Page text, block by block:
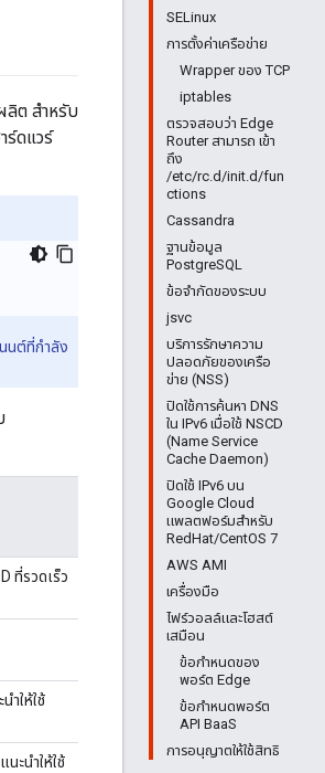
SELinux
การตั้งค่าเครือข่าย
Wrapper ของ TCP
iptables
ตรวจสอบว่า Edge
Router สามารถ เข้า
ถึง
/etc/rc.d/init.d/fun
ctions
Cassandra
ฐานข้อมูล
PostgreSQL
ข้อจำกัดของระบบ
jsvc
บริการรักษาความ
ปลอดภัยของเครือ
ข่าย (NSS)
ปิดใช้การค้นหา DNS
ใน IPv6 เมื่อใช้ NSCD
(Name Service
Cache Daemon)
ปิดใช้ IPv6 บน
Google Cloud
แพลตฟอร์มสำหรับ
RedHat/CentOS 7
AWS AMI
เครื่องมือ
ไฟร์วอลล์และโฮสต์
เสมือน
ข้อกำหนดของ
พอร์ต Edge
ข้อกำหนดพอร์ต
API BaaS
การอนุญาตให้ใช้สิทธิ
ลิต สําหรับ
ร์ดแวร์
นต์ที่กำลัง
ที่รวดเร็ว
ำให้ใช้
ะนำให้ใช้